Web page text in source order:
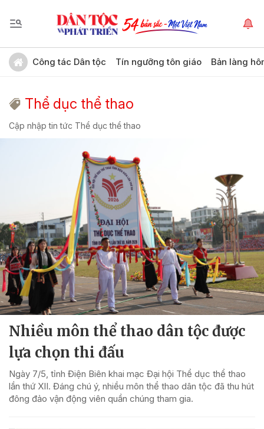
Công tác Dân tộc Tín ngưỡng tôn giáo Bản làng
Thể dục thể thao
Cập nhập tin tức Thể dục thể thao
Nhiều môn thể thao dân tộc được
lựa chọn thi đấu
Ngày 7/5, tỉnh Điện Biên khai mạc Đại hội Thể dục thể thao
lần thứ XII. Đáng chú ý, nhiều môn thể thao dân tộc đã thu hút
đông đảo vận động viên quần chúng tham gia.